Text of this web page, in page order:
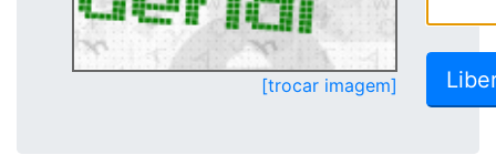
[trocar imagem]